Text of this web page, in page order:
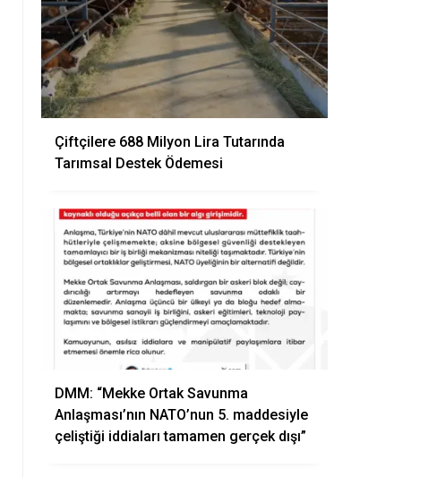
Çiftçilere 688 Milyon Lira Tutarında
Tarımsal Destek Ödemesi
DMM: “Mekke Ortak Savunma
Anlaşması’nın NATO’nun 5. maddesiyle
çeliştiği iddiaları tamamen gerçek dışı”